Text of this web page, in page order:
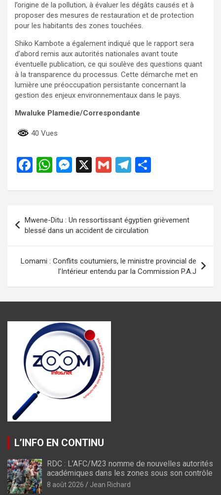
l’origine de la pollution, à évaluer les dégâts causés et à
proposer des mesures de restauration et de protection
pour les habitants des zones touchées.
Shiko Kambote a également indiqué que le rapport sera
d’abord remis aux autorités nationales avant toute
éventuelle publication, ce qui soulève des questions quant
à la transparence du processus. Cette démarche met en
lumière une préoccupation persistante concernant la
gestion des enjeux environnementaux dans le pays.
Mwaluke Plamedie/Correspondante
40 Vues
F
ce
o
o
k
W
at
s
A
p
p
M
se
n
g
er
X
G
ail
T
e
gr
a
m
ta
er
de
l’article
Mwene-Ditu : Un ressortissant égyptien grièvement
blessé dans un accident de circulation
Lomami : Conflits coutumiers, le ministre provincial de
l’Intérieur entendu par la Commission P.A.J
L’INFO EN CONTINU
RDC : L’AFC/M23 nomme de nouvelles autorités
académiques dans les zones sous son contrôle
8 août 2026 Jean Richard